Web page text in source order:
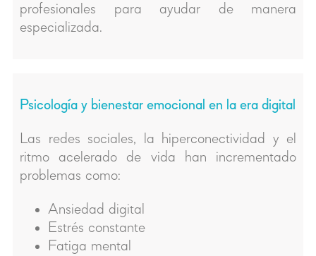
profesionales para ayudar de manera
especializada.
Psicología y bienestar emocional en la era digital
Las redes sociales, la hiperconectividad y el
ritmo acelerado de vida han incrementado
problemas como:
Ansiedad digital
Estrés constante
Fatiga mental